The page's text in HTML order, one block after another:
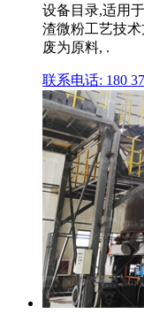
设备目录,适用
渣微粉工艺技
废为原料, .
联系电话: 180